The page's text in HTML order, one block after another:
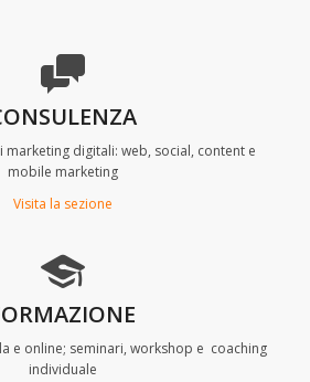
digitali: web, social, content e
mobile marketing
Visita la sezione
e online; seminari, workshop e coaching
individuale